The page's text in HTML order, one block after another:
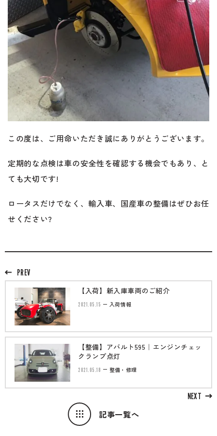
この度は、ご用命いただき誠にありがとうございます。
定期的な点検は車の安全性を確認する機会でもあり、と
ても大切です!
ロータスだけでなく、輸入車、国産車の整備はぜひお任
せください?
PREV
【入荷】新入庫車両のご紹介
2021.05.15 入荷情報
記事一覧へ
NEXT
【整備】アバルト595｜エンジンチェッ
クランプ点灯
2021.05.18 整備・修理